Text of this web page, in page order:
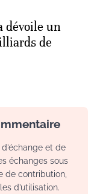
dévoile un
de
et de
échanges sous
de contribution,
d’utilisation.